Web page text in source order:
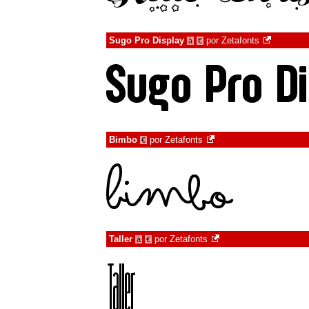
Sugo Pro Display à € por Zetafonts
Bimbo € por Zetafonts
Taller à € por Zetafonts